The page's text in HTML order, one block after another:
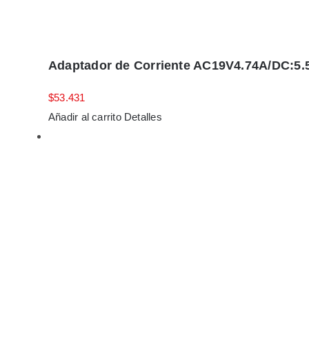
Adaptador de Corriente AC19V4.74A/
$53.431
Añadir al carrito Detalles